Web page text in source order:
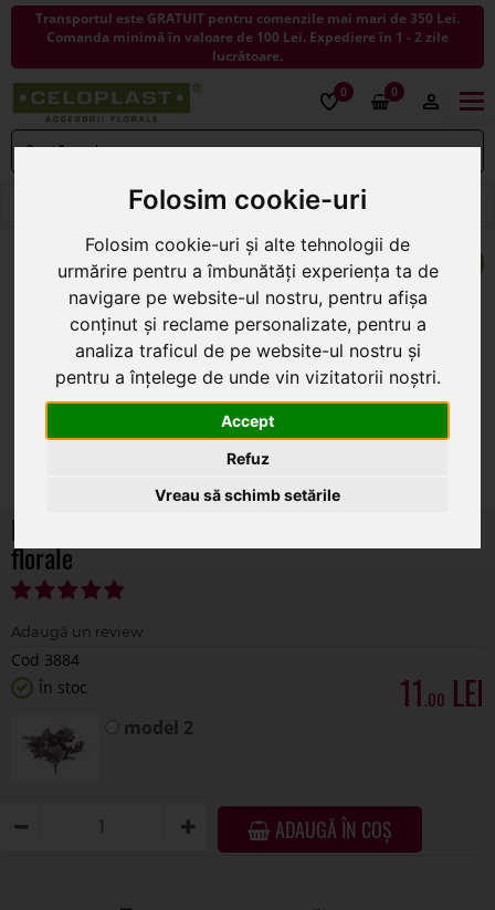
Folosim cookie-uri
Folosim cookie-uri și alte tehnologii de
urmărire pentru a îmbunătăți experiența ta de
navigare pe website-ul nostru, pentru afișa
conținut și reclame personalizate, pentru a
analiza traficul de pe website-ul nostru și
pentru a înțelege de unde vin vizitatorii noștri.
Accept
Refuz
Vreau să schimb setările
Transportul este GRATUIT pentru comenzile mai mari de 350 Lei.
Comanda minimă în valoare de 100 Lei. Expediere în 1 - 2 zile
lucrătoare.
0 0
< ÎNAPOI LA FLORI ARTIFICIALE
Buchet frunze artficiale pentru aranjamenet
florale
Cod 3884
În stoc
11.00
model 2
ADAUGĂ ÎN COȘ